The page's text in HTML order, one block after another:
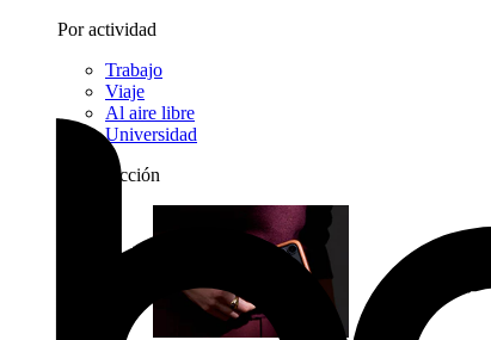
Por actividad
Trabajo
Viaje
Al aire libre
Universidad
Por colección